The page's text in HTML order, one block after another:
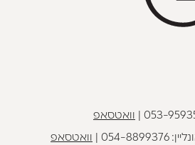
053- וואטסאפ
054-8899376 וואטסאפ